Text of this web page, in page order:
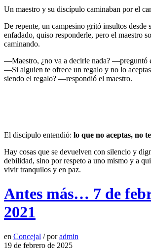
Un maestro y su discípulo caminaban por el
De repente, un campesino gritó insultos desde
enfadado, quiso responderle, pero el maestro
caminando.
—Maestro, ¿no va a decirle nada? —preguntó
—Si alguien te ofrece un regalo y no lo
siendo el regalo? —respondió el maestro.
El discípulo entendió: lo que no aceptas, no
Hay cosas que se devuelven con silencio y
debilidad, sino por respeto a uno mismo y a
vivir tranquilos y en paz.
Antes más… 7 de
2021
en Concejal / poradmin
19 de febrero de 2025